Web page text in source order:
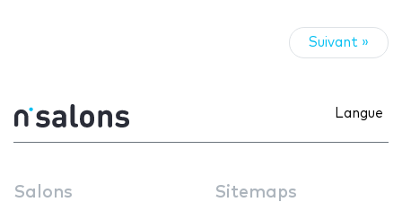
Suivant »
Langue
Salons Sitemaps